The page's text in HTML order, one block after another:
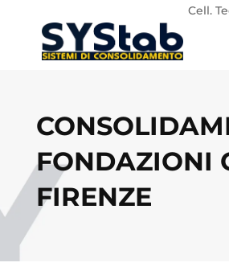
Cell.
FONDAZIONI
FIRENZE